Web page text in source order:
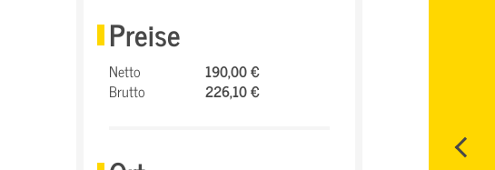
Preise
Netto
190,00 €
Brutto
226,10 €